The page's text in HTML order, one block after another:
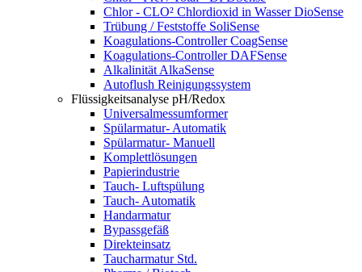
Chlor - CLO² Chlordioxid in Wasser DioSense
Trübung / Feststoffe SoliSense
Koagulations-Controller CoagSense
Koagulations-Controller DAFSense
Alkalinität AlkaSense
Autoflush Reinigungssystem
Flüssigkeitsanalyse pH/Redox
Universalmessumformer
Spülarmatur- Automatik
Spülarmatur- Manuell
Komplettlösungen
Papierindustrie
Tauch- Luftspülung
Tauch- Automatik
Handarmatur
Bypassgefäß
Direkteinsatz
Taucharmatur Std.